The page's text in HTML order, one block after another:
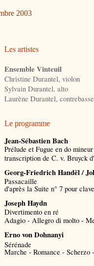
2003
Les artistes
Ensemble Vinteuil
Christine Durantel, violon
Sylvain Durantel, alto
Laurène Durantel, contrebasse
Le programme
Jean-Sébastien Bach
Prélude et Fugue en do mineur
transcription de C. v. Bruyck
Georg-Friedrich Handël /
Passacaille
d'après la Suite n° 7 pour
Joseph Haydn
Divertimento en ré
Adagio - Allegro di molto -
Erno von Dohnanyi
Sérénade
Marche - Romance - Scherzo